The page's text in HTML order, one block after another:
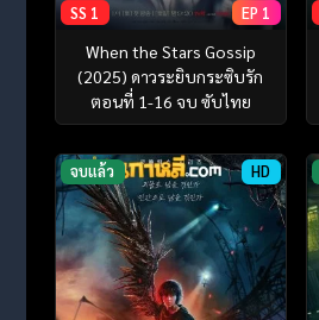
SS 1 EP 1
When the Stars Gossip
(2025) ดาวระยิบกระซิบรัก
ตอนที่ 1-16 จบ ซับไทย
จบแล้ว HD